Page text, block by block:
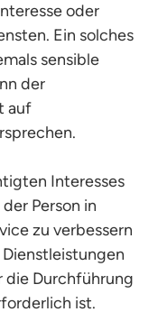
oder
Ein solches
sensible
der
auf
Interesses
Person in
zu verbessern
die Durchführung
ist.